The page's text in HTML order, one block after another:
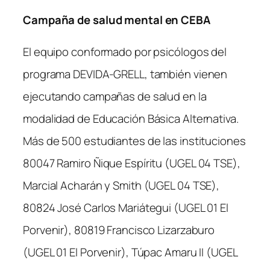
Campaña de salud mental en CEBA
El equipo conformado por psicólogos del
programa DEVIDA-GRELL, también vienen
ejecutando campañas de salud en la
modalidad de Educación Básica Alternativa.
Más de 500 estudiantes de las instituciones
80047 Ramiro Ñique Espíritu (UGEL 04 TSE),
Marcial Acharán y Smith (UGEL 04 TSE),
80824 José Carlos Mariátegui (UGEL 01 El
Porvenir), 80819 Francisco Lizarzaburo
(UGEL 01 El Porvenir), Túpac Amaru II (UGEL